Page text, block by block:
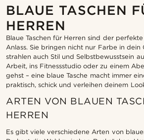
BLAUE TASCHEN
HERREN
Blaue Taschen für Herren sind der
Anlass. Sie bringen nicht nur Farbe in dein
strahlen auch Stil und Selbstbewusstsein
Arbeit, ins Fitnessstudio oder zu einem
gehst – eine blaue Tasche macht immer
praktisch, schick und verleihen deinem
ARTEN VON BLAUEN
HERREN
Es gibt viele verschiedene Arten von